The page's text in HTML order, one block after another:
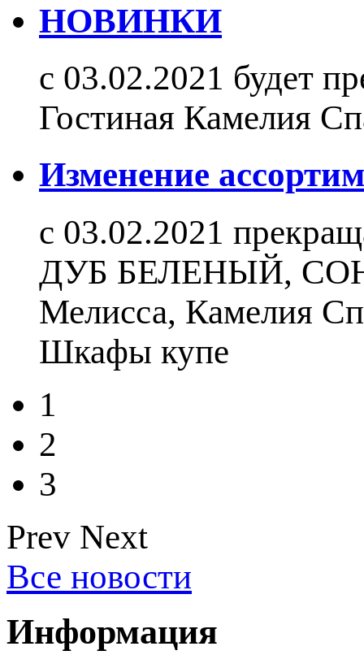
НОВИНКИ
с 03.02.2021 будет
Гостиная Камелия
Изменение
c 03.02.2021
ДУБ БЕЛЕНЫЙ,
Мелисса, Камелия
Шкафы купе
1
2
3
Prev Next
Все новости
Информация